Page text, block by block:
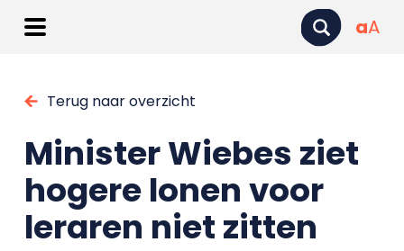
aA
Terug naar overzicht
Minister Wiebes ziet
hogere lonen voor
leraren niet zitten